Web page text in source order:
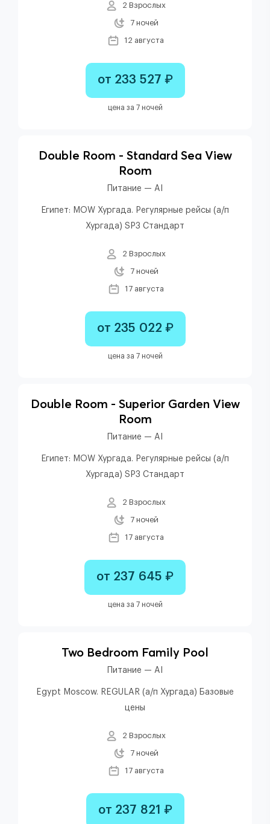
2 Взрослых
7 ночей
12 августа
от 233 527 ₽
цена за 7 ночей
Double Room - Standard Sea View
Room
Питание — AI
Египет: MOW Хургада. Регулярные рейсы (а/п
Хургада) SP3 Стандарт
2 Взрослых
7 ночей
17 августа
от 235 022 ₽
цена за 7 ночей
Double Room - Superior Garden View
Room
Питание — AI
Египет: MOW Хургада. Регулярные рейсы (а/п
Хургада) SP3 Стандарт
2 Взрослых
7 ночей
17 августа
от 237 645 ₽
цена за 7 ночей
Two Bedroom Family Pool
Питание — AI
Egypt Moscow. REGULAR (а/п Хургада) Базовые
цены
2 Взрослых
7 ночей
17 августа
от 237 821 ₽